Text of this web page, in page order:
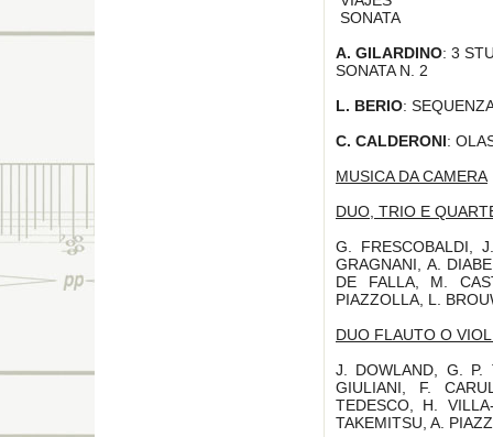
SONATA
A. GILARDINO: 3
SONATA N. 2
L. BERIO:
C. CALDERONI :
MUSICA DA CAMERA
DUO, TRIO E
G. FRESCOBALDI,
GRAGNANI, A.
DE FALLA, M.
PIAZZOLLA, L.
DUO FLAUTO O
J. DOWLAND, G. P.
GIULIANI, F.
TEDESCO, H.
TAKEMITSU, A.